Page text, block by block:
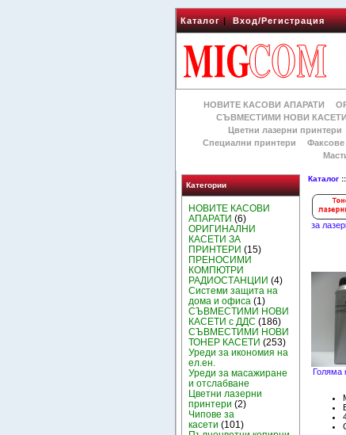
Каталог|Вход/Регистрация
НОВИТЕ КАСОВИ АПАРАТИ
СЪВМЕСТИМИ НОВИ
Цветни лазерни принтери
Специални принтери
Факсове
Категории
НОВИТЕ КАСОВИ
АПАРАТИ (6)
ОРИГИНАЛНИ
КАСЕТИ ЗА
ПРИНТЕРИ (15)
ПРЕНОСИМИ
КОМПЮТРИ
РАДИОСТАНЦИИ (4)
Системи защита на
дома и офиса (1)
СЪВМЕСТИМИ НОВИ
КАСЕТИ с ДДС (186)
СЪВМЕСТИМИ НОВИ
ТОНЕР КАСЕТИ (253)
Уреди за икономия на
ел.ен.
Уреди за масажиране
и отслабване
Цветни лазерни
принтери (2)
Чипове за
касети (101)
Каталог
за
Голяма